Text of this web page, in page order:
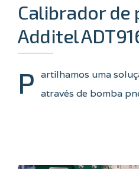
Calibrador de
Additel
P artilhamos uma
através de bomba